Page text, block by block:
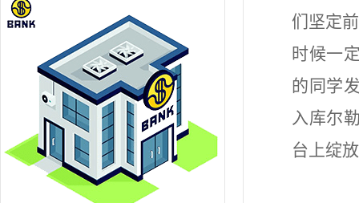
们坚定
时候一
的同学
入库尔
台上绽